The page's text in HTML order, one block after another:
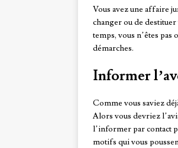
Vous avez une affaire
changer ou de
temps, vous n’êtes
démarches.
Informer
Comme vous saviez
Alors vous devriez
l’informer par contact
motifs qui vous